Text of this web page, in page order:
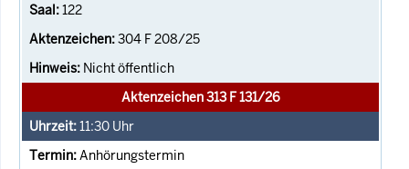
122
304 F 208/25
Nicht öffentlich
Aktenzeichen 313 F 131/26
11:30 Uhr
Anhörungstermin